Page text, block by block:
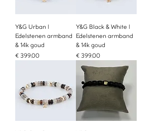
Y&G Urban |
Edelstenen armband
& 14k goud
Prijs
€ 399,00
Y&G Black & White |
Edelstenen armband
& 14k goud
Prijs
€ 399,00